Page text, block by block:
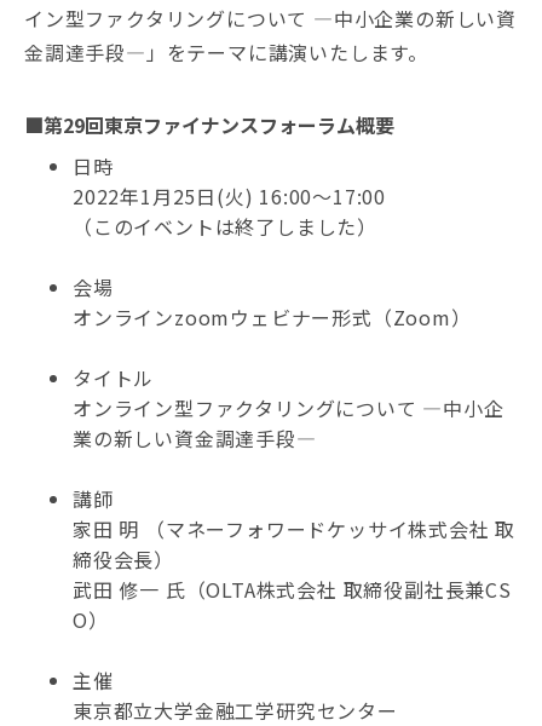
イン型ファクタリングについて ―中小企業の新しい資
金調達手段―」をテーマに講演いたします。
■第29回東京ファイナンスフォーラム概要
日時
2022年1月25日(火) 16:00～17:00
（このイベントは終了しました）
会場
オンラインzoomウェビナー形式（Zoom）
タイトル
オンライン型ファクタリングについて ―中小企
業の新しい資金調達手段―
講師
家田 明 （マネーフォワードケッサイ株式会社 取
締役会長）
武田 修一 氏（OLTA株式会社 取締役副社長兼CS
O）
主催
東京都立大学金融工学研究センター